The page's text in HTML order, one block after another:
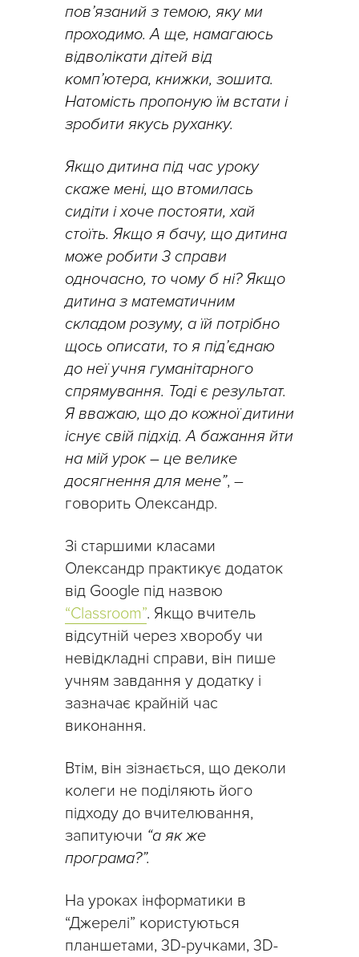
пов’язаний з темою, яку ми
проходимо. А ще, намагаюсь
відволікати дітей від
комп’ютера, книжки, зошита.
Натомість пропоную їм встати і
зробити якусь руханку.
Якщо дитина під час уроку
скаже мені, що втомилась
сидіти і хоче постояти, хай
стоїть. Якщо я бачу, що дитина
може робити 3 справи
одночасно, то чому б ні? Якщо
дитина з математичним
складом розуму, а їй потрібно
щось описати, то я під’єднаю
до неї учня гуманітарного
спрямування. Тоді є результат.
Я вважаю, що до кожної дитини
існує свій підхід. А бажання йти
на мій урок – це велике
досягнення для мене”, –
говорить Олександр.
Зі старшими класами
Олександр практикує додаток
від Google під назвою
“Classroom”. Якщо вчитель
відсутній через хворобу чи
невідкладні справи, він пише
учням завдання у додатку і
зазначає крайній час
виконання.
Втім, він зізнається, що деколи
колеги не поділяють його
підходу до вчителювання,
запитуючи “а як же
програма?”.
На уроках інформатики в
“Джерелі” користуються
планшетами, 3D-ручками, 3D-